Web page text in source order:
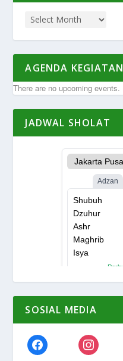
AGENDA KEGIATAN
There are no upcoming events.
JADWAL SHOLAT
SOSIAL MEDIA